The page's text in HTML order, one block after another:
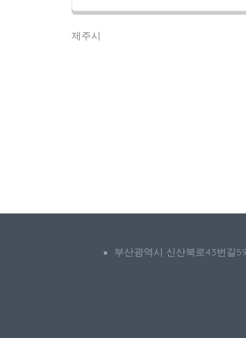
제주시
부산광역시 신산북로43번길